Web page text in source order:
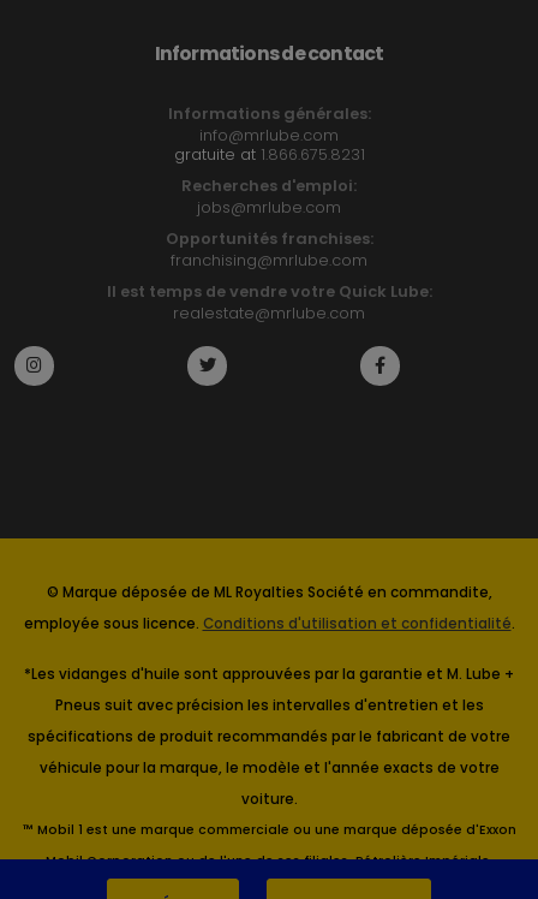
Informations de contact
Informations générales:
info@mrlube.com
gratuite at 1.866.675.8231
Recherches d'emploi:
jobs@mrlube.com
Opportunités franchises:
franchising@mrlube.com
Il est temps de vendre votre Quick Lube:
realestate@mrlube.com
© Marque déposée de ML Royalties Société en commandite,
employée sous licence. Conditions d'utilisation et confidentialité.
*Les vidanges d'huile sont approuvées par la garantie et M. Lube +
Pneus suit avec précision les intervalles d'entretien et les
spécifications de produit recommandés par le fabricant de votre
véhicule pour la marque, le modèle et l'année exacts de votre
voiture.
™ Mobil 1 est une marque commerciale ou une marque déposée d'Exxon
Mobil Corporation ou de l'une de ses filiales. Pétrolière Impériale,